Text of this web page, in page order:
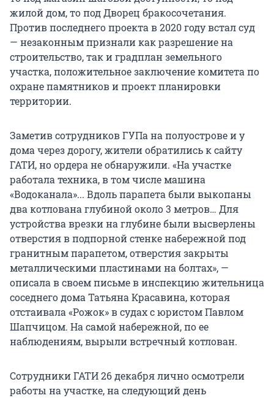
жилой дом, то под Дворец бракосочетания.
Против последнего проекта в 2020 году встал суд
— незаконным признали как разрешение на
строительство, так и градплан земельного
участка, положительное заключение комитета по
охране памятников и проект планировки
территории.
Заметив сотрудников ГУПа на полуострове и у
дома через дорогу, жители обратились к сайту
ГАТИ, но ордера не обнаружили. «На участке
работала техника, в том числе машина
«Водоканала»... Вдоль парапета были выкопаны
два котлована глубиной около 3 метров… Для
устройства врезки на глубине были высверлены
отверстия в подпорной стенке набережной под
гранитным парапетом, отверстия закрыты
металлическими пластинами на болтах», —
описала в своем письме в инспекцию жительница
соседнего дома Татьяна Красавина, которая
отстаивала «Рожок» в судах с юристом Павлом
Шапчицом. На самой набережной, по ее
наблюдениям, вырыли встречный котлован.
Сотрудники ГАТИ 26 декабря лично осмотрели
работы на участке, на следующий день